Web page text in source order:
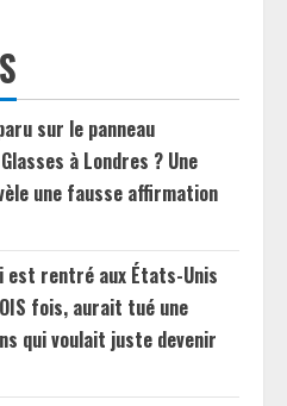
sur le panneau
à Londres ? Une
une fausse affirmation
est rentré aux États-Unis
fois, aurait tué une
qui voulait juste devenir